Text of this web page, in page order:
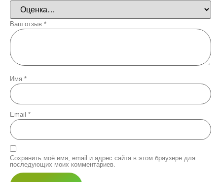
Ваш отзыв *
Имя *
Email *
Сохранить моё имя, email и адрес сайта в этом браузере для
последующих моих комментариев.